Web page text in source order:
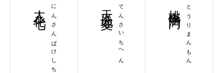
にんさんばけしち てんさいちへん とうりまんもん